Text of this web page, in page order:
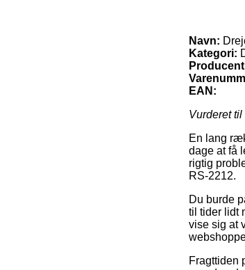
Navn:
Kategori:
EAN:
Vurderet til
En lang
dage at få
rigtig
RS-2212.
Du burde
til tider lidt
vise sig at
Fragttiden